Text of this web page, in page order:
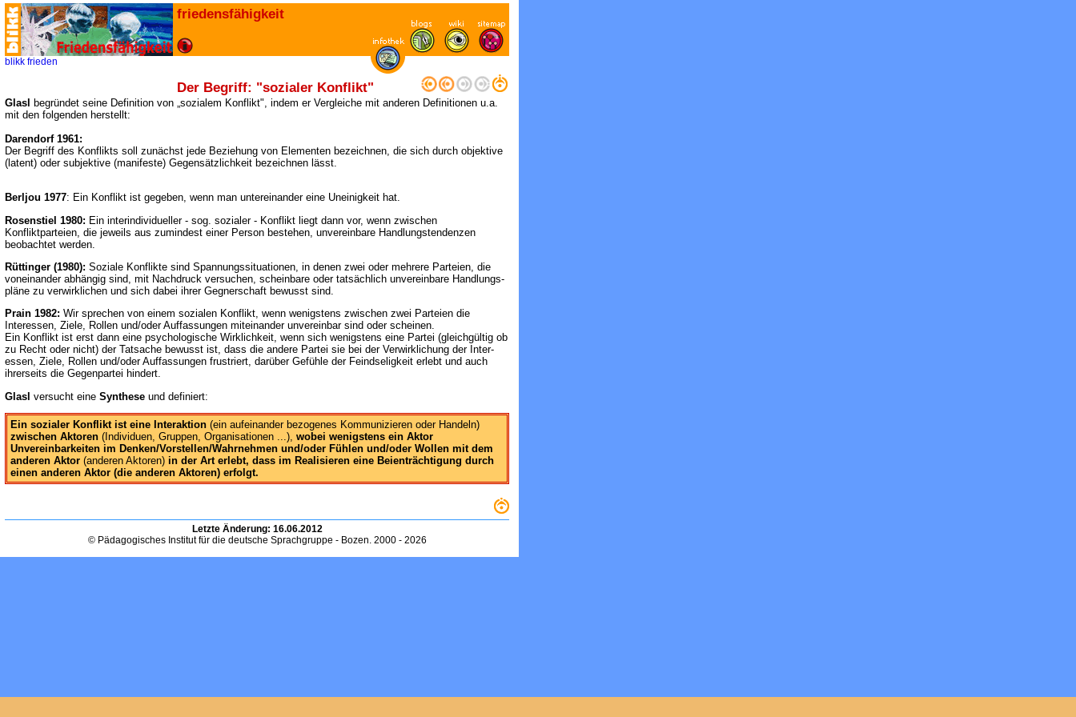
friedensfähigkeit
blikk frieden
Der Begriff: "sozialer Konflikt"
Glasl
begründet seine Definition von „sozialem Konflikt", indem er Vergleiche mit anderen Definitionen u.a.
mit den folgenden herstellt:
Darendorf 1961:
Der Begriff des Konflikts soll zunächst jede Beziehung von Elementen bezeichnen, die sich durch objektive
(latent) oder subjektive (manifeste) Gegensätzlichkeit bezeichnen lässt.
Berljou 1977: Ein Konflikt ist gegeben, wenn man untereinander eine Uneinigkeit hat.
Rosenstiel 1980: Ein interindividueller - sog. sozialer - Konflikt liegt dann vor, wenn zwischen
Konfliktparteien, die jeweils aus zumindest einer Person bestehen, unvereinbare Handlungstendenzen
beobachtet werden.
Rüttinger (1980): Soziale Konflikte sind Spannungssituationen, in denen zwei oder mehrere Parteien, die
voneinander abhängig sind, mit Nachdruck versuchen, scheinbare oder tatsächlich unvereinbare Handlungs-
pläne zu verwirklichen und sich dabei ihrer Gegnerschaft bewusst sind.
Prain 1982: Wir sprechen von einem sozialen Konflikt, wenn wenigstens zwischen zwei Parteien die
Interessen, Ziele, Rollen und/oder Auffassungen miteinander unvereinbar sind oder scheinen.
Ein Konflikt ist erst dann eine psychologische Wirklichkeit, wenn sich wenigstens eine Partei (gleichgültig ob
zu Recht oder nicht) der Tatsache bewusst ist, dass die andere Partei sie bei der Verwirklichung der Inter-
essen, Ziele, Rollen und/oder Auffassungen frustriert, darüber Gefühle der Feindseligkeit erlebt und auch
ihrerseits die Gegenpartei hindert.
Glasl versucht eine Synthese und definiert:
Ein sozialer Konflikt ist eine Interaktion (ein aufeinander bezogenes Kommunizieren oder Handeln)
zwischen Aktoren (Individuen, Gruppen, Organisationen ...), wobei wenigstens ein Aktor
Unvereinbarkeiten im Denken/Vorstellen/Wahrnehmen und/oder Fühlen und/oder Wollen mit dem
anderen Aktor (anderen Aktoren) in der Art erlebt, dass im Realisieren eine Beienträchtigung durch
einen anderen Aktor (die anderen Aktoren) erfolgt.
Letzte Änderung: 16.06.2012
© Pädagogisches Institut für die deutsche Sprachgruppe - Bozen. 2000 - 2026